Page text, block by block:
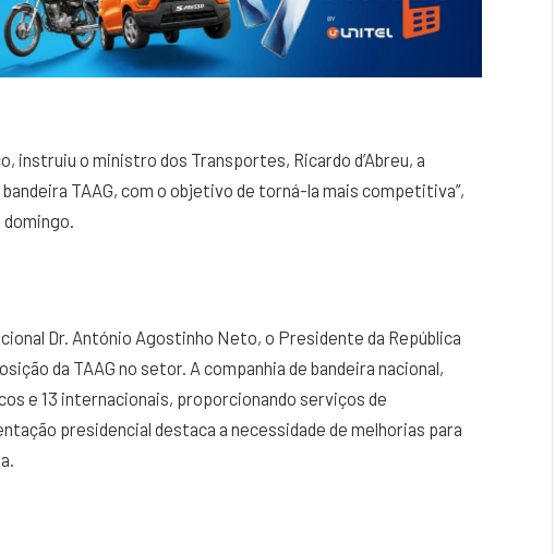
instruiu o ministro dos Transportes, Ricardo d’Abreu, a
TAAG, com o objetivo de torná-la mais competitiva”,
Dr. António Agostinho Neto, o Presidente da República
da TAAG no setor. A companhia de bandeira nacional,
e 13 internacionais, proporcionando serviços de
presidencial destaca a necessidade de melhorias para